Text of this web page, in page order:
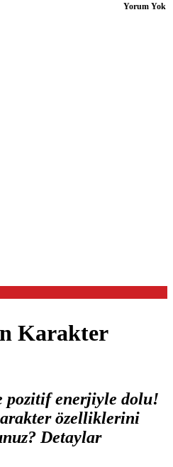
Karakter
pozitif enerjiyle dolu!
özelliklerini
Detaylar
Yorum Yok